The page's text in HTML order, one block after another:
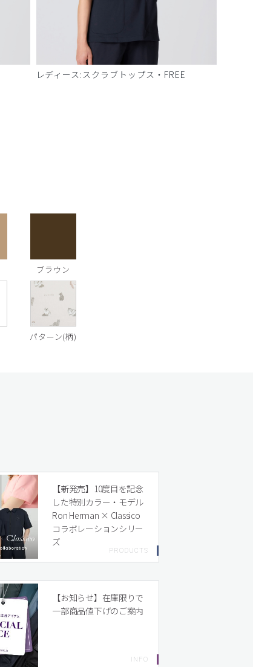
レディース:スクラブトップス・FREE
ブラウン
パターン(柄)
【新発売】10度目を記念
した特別カラー・モデル
Ron Herman × Classico
コラボレーションシリー
ズ
【お知らせ】在庫限りで
一部商品値下げのご案内